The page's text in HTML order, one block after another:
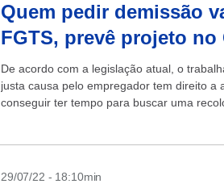
Quem pedir demissão
FGTS, prevê projeto no
De acordo com a legislação atual, o
justa causa pelo empregador tem direito a
conseguir ter tempo para buscar uma
29/07/22 - 18:10min